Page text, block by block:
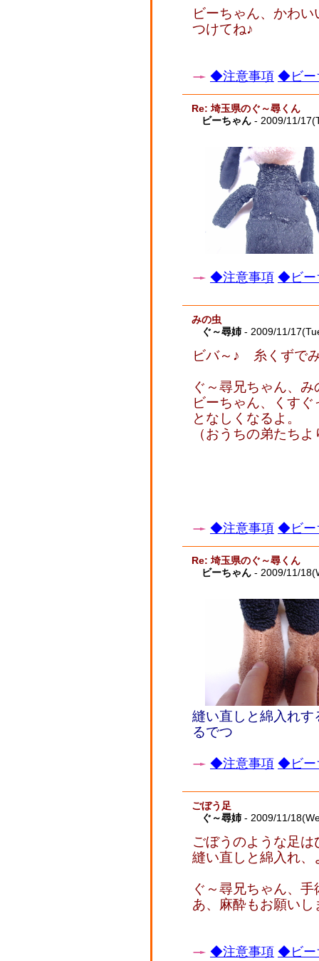
ビーちゃん、かわ
つけてね♪
◆注意事項 ◆ビー
Re: 埼玉県のぐ～尋くん
ビーちゃん - 2009/11/
◆注意事項 ◆ビー
みの虫
ぐ～尋姉- 2009/11/
ビバ～♪ 糸くずで
ぐ～尋兄ちゃん、
ビーちゃん、くす
となしくなるよ。
（おうちの弟たちよ
◆注意事項 ◆ビー
Re: 埼玉県のぐ～尋くん
ビーちゃん - 2009/11/
縫い直しと綿入れ
るでつ
◆注意事項 ◆ビー
ごぼう足
ぐ～尋姉- 2009/11/
ごぼうのような足
縫い直しと綿入れ
ぐ～尋兄ちゃん、
あ、麻酔もお願い
◆注意事項 ◆ビー